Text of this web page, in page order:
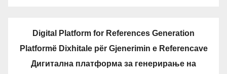
Digital Platform for References Generation
Platformë Dixhitale për Gjenerimin e Referencave
Дигитална платформа за генерирање на